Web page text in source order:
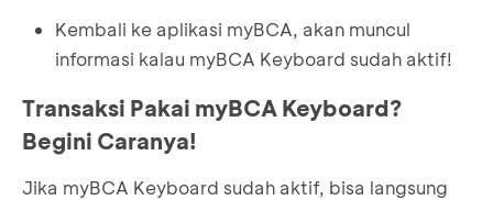
Kembali ke aplikasi myBCA, akan muncul
informasi kalau myBCA Keyboard sudah aktif!
Transaksi Pakai myBCA Keyboard?
Begini Caranya!
Jika myBCA Keyboard sudah aktif, bisa langsung